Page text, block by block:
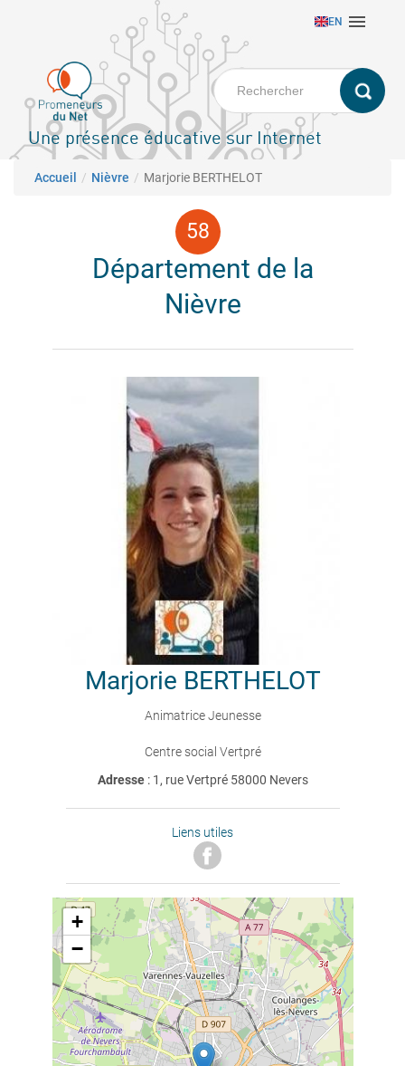
principal
EN 
Une présence éducative sur Internet
Fil d'Ariane
Accueil Nièvre Marjorie BERTHELOT
Département de la
Nièvre
Marjorie BERTHELOT
Animatrice Jeunesse
Centre social Vertpré
Adresse : 1, rue Vertpré 58000 Nevers
Liens utiles
+
−